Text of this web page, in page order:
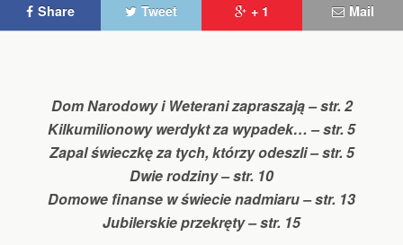
Share Tweet + 1 Mail
Dom Narodowy i Weterani zapraszają – str. 2
Kilkumilionowy werdykt za wypadek… – str. 5
Zapal świeczkę za tych, którzy odeszli – str. 5
Dwie rodziny – str. 10
Domowe finanse w świecie nadmiaru – str. 13
Jubilerskie przekręty – str. 15